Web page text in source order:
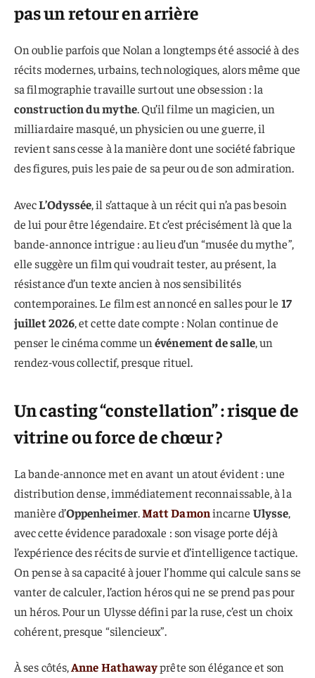
pas un retour en arrière
On oublie parfois que Nolan a longtemps été associé à des
récits modernes, urbains, technologiques, alors même que
sa filmographie travaille surtout une obsession : la
construction du mythe. Qu’il filme un magicien, un
milliardaire masqué, un physicien ou une guerre, il
revient sans cesse à la manière dont une société fabrique
des figures, puis les paie de sa peur ou de son admiration.
AvecL’Odyssée, il s’attaque à un récit qui n’a pas besoin
de lui pour être légendaire. Et c’est précisément là que la
bande-annonce intrigue : au lieu d’un “musée du mythe”,
elle suggère un film qui voudrait tester, au présent, la
résistance d’un texte ancien à nos sensibilités
contemporaines. Le film est annoncé en salles pour le 17
juillet 2026, et cette date compte : Nolan continue de
penser le cinéma comme unévénement de salle, un
rendez-vous collectif, presque rituel.
Un casting “constellation” : risque de
vitrine ou force de chœur ?
La bande-annonce met en avant un atout évident : une
distribution dense, immédiatement reconnaissable, à la
manière d’Oppenheimer.Matt Damonincarne Ulysse,
avec cette évidence paradoxale : son visage porte déjà
l’expérience des récits de survie et d’intelligence tactique.
On pense à sa capacité à jouer l’homme qui calcule sans se
vanter de calculer, l’action héros qui ne se prend pas pour
un héros. Pour un Ulysse défini par la ruse, c’est un choix
cohérent, presque “silencieux”.
À ses côtés,Anne Hathawayprête son élégance et son